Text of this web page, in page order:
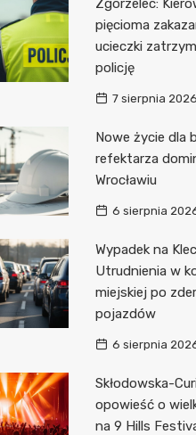
Zgorzelec:
pięcioma
ucieczki
policję
7 sierpnia 2026
Nowe życie dla
refektarza
Wrocławiu
6 sierpnia
Wypadek na
Utrudnienia w
miejskiej po
pojazdów
6 sierpnia
Skłodowska-
opowieść o
na 9 Hills